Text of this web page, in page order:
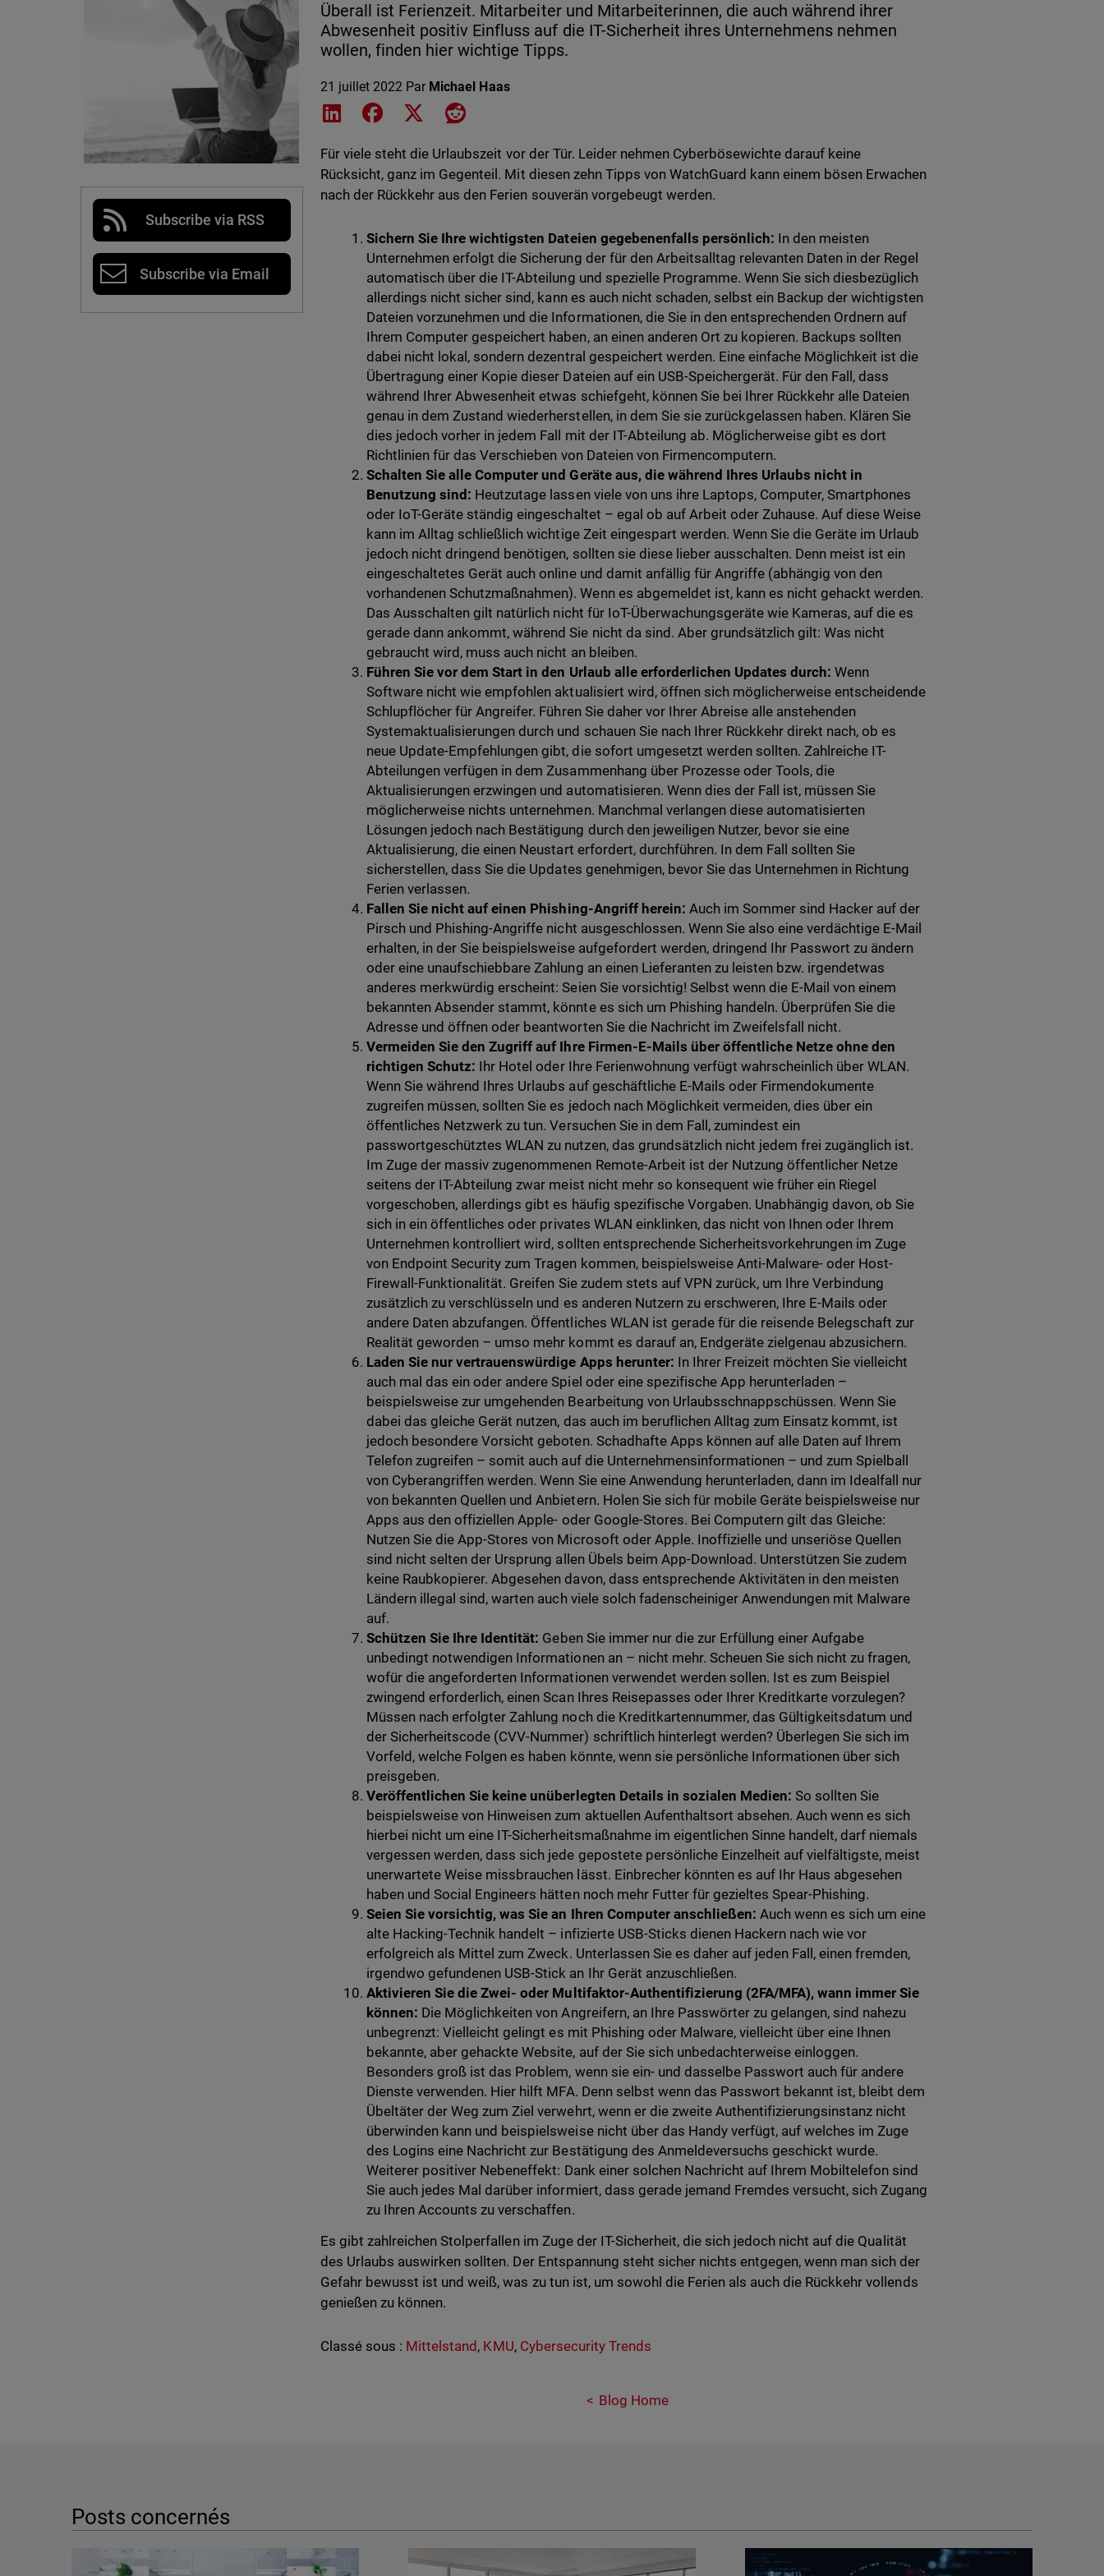
Subscribe via RSS
Subscribe via Email
Überall ist Ferienzeit. Mitarbeiter und Mitarbeiterinnen, die auch während ihrer
Abwesenheit positiv Einfluss auf die IT-Sicherheit ihres Unternehmens nehmen
wollen, finden hier wichtige Tipps.
21 juillet 2022 Par Michael Haas
Share on LinkedIn
Share on Facebook
Share on XShare on Reddit
Für viele steht die Urlaubszeit vor der Tür. Leider nehmen Cyberbösewichte darauf keine
Rücksicht, ganz im Gegenteil. Mit diesen zehn Tipps von WatchGuard kann einem bösen Erwachen
nach der Rückkehr aus den Ferien souverän vorgebeugt werden.
Sichern Sie Ihre wichtigsten Dateien gegebenenfalls persönlich: In den meisten
Unternehmen erfolgt die Sicherung der für den Arbeitsalltag relevanten Daten in der Regel
automatisch über die IT-Abteilung und spezielle Programme. Wenn Sie sich diesbezüglich
allerdings nicht sicher sind, kann es auch nicht schaden, selbst ein Backup der wichtigsten
Dateien vorzunehmen und die Informationen, die Sie in den entsprechenden Ordnern auf
Ihrem Computer gespeichert haben, an einen anderen Ort zu kopieren. Backups sollten
dabei nicht lokal, sondern dezentral gespeichert werden. Eine einfache Möglichkeit ist die
Übertragung einer Kopie dieser Dateien auf ein USB-Speichergerät. Für den Fall, dass
während Ihrer Abwesenheit etwas schiefgeht, können Sie bei Ihrer Rückkehr alle Dateien
genau in dem Zustand wiederherstellen, in dem Sie sie zurückgelassen haben. Klären Sie
dies jedoch vorher in jedem Fall mit der IT-Abteilung ab. Möglicherweise gibt es dort
Richtlinien für das Verschieben von Dateien von Firmencomputern.
Schalten Sie alle Computer und Geräte aus, die während Ihres Urlaubs nicht in
Benutzung sind: Heutzutage lassen viele von uns ihre Laptops, Computer, Smartphones
oder IoT-Geräte ständig eingeschaltet – egal ob auf Arbeit oder Zuhause. Auf diese Weise
kann im Alltag schließlich wichtige Zeit eingespart werden. Wenn Sie die Geräte im Urlaub
jedoch nicht dringend benötigen, sollten sie diese lieber ausschalten. Denn meist ist ein
eingeschaltetes Gerät auch online und damit anfällig für Angriffe (abhängig von den
vorhandenen Schutzmaßnahmen). Wenn es abgemeldet ist, kann es nicht gehackt werden.
Das Ausschalten gilt natürlich nicht für IoT-Überwachungsgeräte wie Kameras, auf die es
gerade dann ankommt, während Sie nicht da sind. Aber grundsätzlich gilt: Was nicht
gebraucht wird, muss auch nicht an bleiben.
Führen Sie vor dem Start in den Urlaub alle erforderlichen Updates durch:Wenn
Software nicht wie empfohlen aktualisiert wird, öffnen sich möglicherweise entscheidende
Schlupflöcher für Angreifer. Führen Sie daher vor Ihrer Abreise alle anstehenden
Systemaktualisierungen durch und schauen Sie nach Ihrer Rückkehr direkt nach, ob es
neue Update-Empfehlungen gibt, die sofort umgesetzt werden sollten. Zahlreiche IT-
Abteilungen verfügen in dem Zusammenhang über Prozesse oder Tools, die
Aktualisierungen erzwingen und automatisieren. Wenn dies der Fall ist, müssen Sie
möglicherweise nichts unternehmen. Manchmal verlangen diese automatisierten
Lösungen jedoch nach Bestätigung durch den jeweiligen Nutzer, bevor sie eine
Aktualisierung, die einen Neustart erfordert, durchführen. In dem Fall sollten Sie
sicherstellen, dass Sie die Updates genehmigen, bevor Sie das Unternehmen in Richtung
Ferien verlassen.
Fallen Sie nicht auf einen Phishing-Angriff herein: Auch im Sommer sind Hacker auf der
Pirsch und Phishing-Angriffe nicht ausgeschlossen. Wenn Sie also eine verdächtige E-Mail
erhalten, in der Sie beispielsweise aufgefordert werden, dringend Ihr Passwort zu ändern
oder eine unaufschiebbare Zahlung an einen Lieferanten zu leisten bzw. irgendetwas
anderes merkwürdig erscheint: Seien Sie vorsichtig! Selbst wenn die E-Mail von einem
bekannten Absender stammt, könnte es sich um Phishing handeln. Überprüfen Sie die
Adresse und öffnen oder beantworten Sie die Nachricht im Zweifelsfall nicht.
Vermeiden Sie den Zugriff auf Ihre Firmen-E-Mails über öffentliche Netze ohne den
richtigen Schutz: Ihr Hotel oder Ihre Ferienwohnung verfügt wahrscheinlich über WLAN.
Wenn Sie während Ihres Urlaubs auf geschäftliche E-Mails oder Firmendokumente
zugreifen müssen, sollten Sie es jedoch nach Möglichkeit vermeiden, dies über ein
öffentliches Netzwerk zu tun. Versuchen Sie in dem Fall, zumindest ein
passwortgeschütztes WLAN zu nutzen, das grundsätzlich nicht jedem frei zugänglich ist.
Im Zuge der massiv zugenommenen Remote-Arbeit ist der Nutzung öffentlicher Netze
seitens der IT-Abteilung zwar meist nicht mehr so konsequent wie früher ein Riegel
vorgeschoben, allerdings gibt es häufig spezifische Vorgaben. Unabhängig davon, ob Sie
sich in ein öffentliches oder privates WLAN einklinken, das nicht von Ihnen oder Ihrem
Unternehmen kontrolliert wird, sollten entsprechende Sicherheitsvorkehrungen im Zuge
von Endpoint Security zum Tragen kommen, beispielsweise Anti-Malware- oder Host-
Firewall-Funktionalität. Greifen Sie zudem stets auf VPN zurück, um Ihre Verbindung
zusätzlich zu verschlüsseln und es anderen Nutzern zu erschweren, Ihre E-Mails oder
andere Daten abzufangen. Öffentliches WLAN ist gerade für die reisende Belegschaft zur
Realität geworden – umso mehr kommt es darauf an, Endgeräte zielgenau abzusichern.
Laden Sie nur vertrauenswürdige Apps herunter: In Ihrer Freizeit möchten Sie vielleicht
auch mal das ein oder andere Spiel oder eine spezifische App herunterladen –
beispielsweise zur umgehenden Bearbeitung von Urlaubsschnappschüssen. Wenn Sie
dabei das gleiche Gerät nutzen, das auch im beruflichen Alltag zum Einsatz kommt, ist
jedoch besondere Vorsicht geboten. Schadhafte Apps können auf alle Daten auf Ihrem
Telefon zugreifen – somit auch auf die Unternehmensinformationen – und zum Spielball
von Cyberangriffen werden. Wenn Sie eine Anwendung herunterladen, dann im Idealfall nur
von bekannten Quellen und Anbietern. Holen Sie sich für mobile Geräte beispielsweise nur
Apps aus den offiziellen Apple- oder Google-Stores. Bei Computern gilt das Gleiche:
Nutzen Sie die App-Stores von Microsoft oder Apple. Inoffizielle und unseriöse Quellen
sind nicht selten der Ursprung allen Übels beim App-Download. Unterstützen Sie zudem
keine Raubkopierer. Abgesehen davon, dass entsprechende Aktivitäten in den meisten
Ländern illegal sind, warten auch viele solch fadenscheiniger Anwendungen mit Malware
auf.
Schützen Sie Ihre Identität: Geben Sie immer nur die zur Erfüllung einer Aufgabe
unbedingt notwendigen Informationen an – nicht mehr. Scheuen Sie sich nicht zu fragen,
wofür die angeforderten Informationen verwendet werden sollen. Ist es zum Beispiel
zwingend erforderlich, einen Scan Ihres Reisepasses oder Ihrer Kreditkarte vorzulegen?
Müssen nach erfolgter Zahlung noch die Kreditkartennummer, das Gültigkeitsdatum und
der Sicherheitscode (CVV-Nummer) schriftlich hinterlegt werden? Überlegen Sie sich im
Vorfeld, welche Folgen es haben könnte, wenn sie persönliche Informationen über sich
preisgeben.
Veröffentlichen Sie keine unüberlegten Details in sozialen Medien:So sollten Sie
beispielsweise von Hinweisen zum aktuellen Aufenthaltsort absehen. Auch wenn es sich
hierbei nicht um eine IT-Sicherheitsmaßnahme im eigentlichen Sinne handelt, darf niemals
vergessen werden, dass sich jede gepostete persönliche Einzelheit auf vielfältigste, meist
unerwartete Weise missbrauchen lässt. Einbrecher könnten es auf Ihr Haus abgesehen
haben und Social Engineers hätten noch mehr Futter für gezieltes Spear-Phishing.
Seien Sie vorsichtig, was Sie an Ihren Computer anschließen: Auch wenn es sich um eine
alte Hacking-Technik handelt – infizierte USB-Sticks dienen Hackern nach wie vor
erfolgreich als Mittel zum Zweck. Unterlassen Sie es daher auf jeden Fall, einen fremden,
irgendwo gefundenen USB-Stick an Ihr Gerät anzuschließen.
Aktivieren Sie die Zwei- oder Multifaktor-Authentifizierung (2FA/MFA), wann immer Sie
können: Die Möglichkeiten von Angreifern, an Ihre Passwörter zu gelangen, sind nahezu
unbegrenzt: Vielleicht gelingt es mit Phishing oder Malware, vielleicht über eine Ihnen
bekannte, aber gehackte Website, auf der Sie sich unbedachterweise einloggen.
Besonders groß ist das Problem, wenn sie ein- und dasselbe Passwort auch für andere
Dienste verwenden. Hier hilft MFA. Denn selbst wenn das Passwort bekannt ist, bleibt dem
Übeltäter der Weg zum Ziel verwehrt, wenn er die zweite Authentifizierungsinstanz nicht
überwinden kann und beispielsweise nicht über das Handy verfügt, auf welches im Zuge
des Logins eine Nachricht zur Bestätigung des Anmeldeversuchs geschickt wurde.
Weiterer positiver Nebeneffekt: Dank einer solchen Nachricht auf Ihrem Mobiltelefon sind
Sie auch jedes Mal darüber informiert, dass gerade jemand Fremdes versucht, sich Zugang
zu Ihren Accounts zu verschaffen.
Es gibt zahlreichen Stolperfallen im Zuge der IT-Sicherheit, die sich jedoch nicht auf die Qualität
des Urlaubs auswirken sollten. Der Entspannung steht sicher nichts entgegen, wenn man sich der
Gefahr bewusst ist und weiß, was zu tun ist, um sowohl die Ferien als auch die Rückkehr vollends
genießen zu können.
Classé sous : Mittelstand , KMU, Cybersecurity Trends
Blog Home
Posts concernés